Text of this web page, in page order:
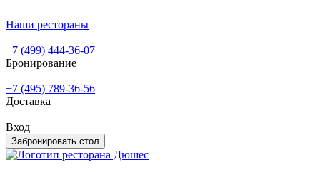
Наши рестораны
+7 (499) 444-36-07
Бронирование
+7 (495) 789-36-56
Доставка
Вход
Забронировать стол